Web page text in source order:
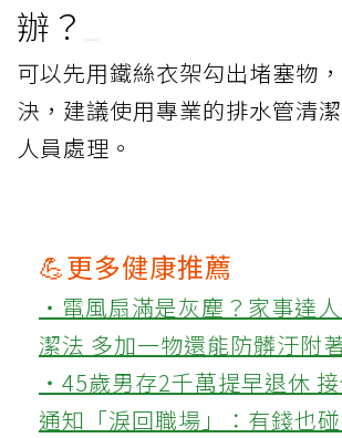
辦？
可以先用鐵絲衣架勾出堵塞物
決，建議使用專業的排水管清
人員處理。
💪更多健康推薦
‧電風扇滿是灰塵？家事達
潔法 多加一物還能防髒汙附
‧45歲男存2千萬提早退休
通知「淚回職場」：有錢也